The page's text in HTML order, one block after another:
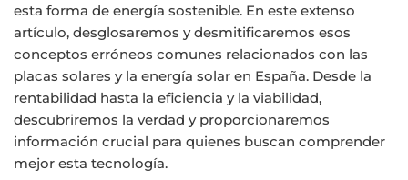
esta forma de energía sostenible. En este extenso
artículo, desglosaremos y desmitificaremos esos
conceptos erróneos comunes relacionados con las
placas solares y la energía solar en España. Desde la
rentabilidad hasta la eficiencia y la viabilidad,
descubriremos la verdad y proporcionaremos
información crucial para quienes buscan comprender
mejor esta tecnología.